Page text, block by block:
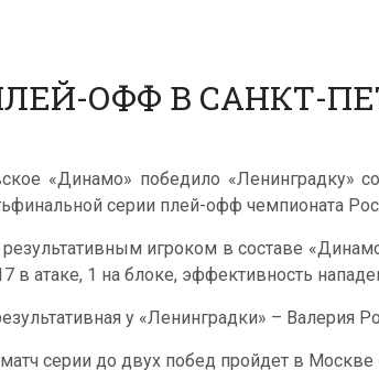
ОФФ В САНКТ-
«Динамо» победило «Ленинградку»
серии плей-офф чемпионата
игроком в составе
в атаке, 1 на блоке, эффективность
у «Ленинградки» – Валерия
серии до двух побед пройдет в Москве